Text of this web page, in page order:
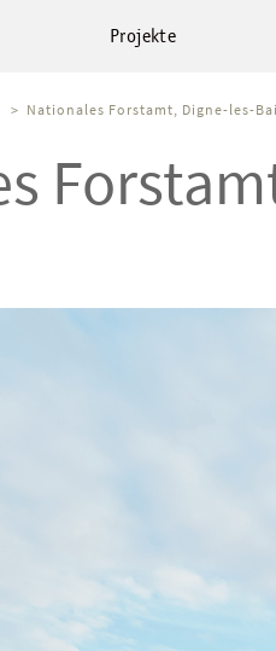
Projekte
> Nationales Forstamt, Digne-les-